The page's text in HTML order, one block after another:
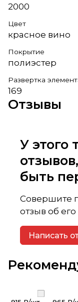
2000
Цвет
красное вино
Покрытие
полиэстер
Развертка
169
Отзывы
У этого
быть
Совершите
отзыв об
Написать